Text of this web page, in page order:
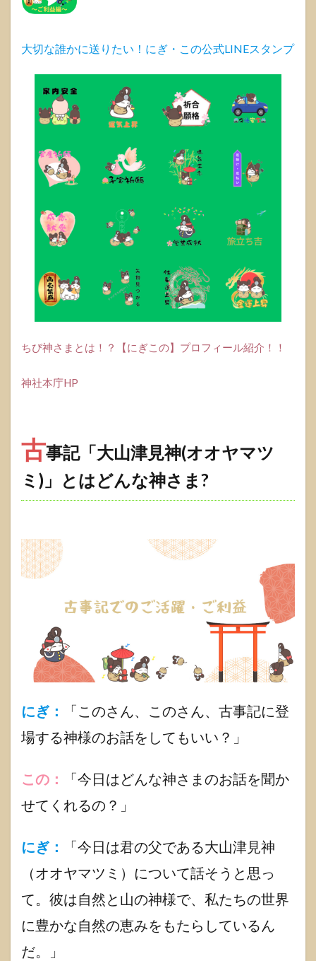
ツ
どん
さま?
1.1.1
「大山
マツ
ミ)」の
ご利益
ご家
庭で
神さ
お祀
りす
る方
シンプ
洒落な
ロ』
1.2.1.1
心に寄り
添うデザ
じをお
飾る
『ミチ
シル
ベ』
シンプル
アで日本
1.2.2.2
ミチシル
1.3
記
山津
(オオ
ツ
大切な誰かに送りたい！にぎ・この公式LINEスタンプ
ちび神さまとは！？【にぎこの】プロフィール紹介！！
神社本庁HP
古事記「大山津見神(オオヤマツ
ミ)」とはどんな神さま?
にぎ：
「このさん、このさん、古事記に登
場する神様のお話をしてもいい？」
この：
「今日はどんな神さまのお話を聞か
せてくれるの？」
にぎ：
「今日は君の父である大山津見神
（オオヤマツミ）について話そうと思っ
て。彼は自然と山の神様で、私たちの世界
に豊かな自然の恵みをもたらしているん
だ。」